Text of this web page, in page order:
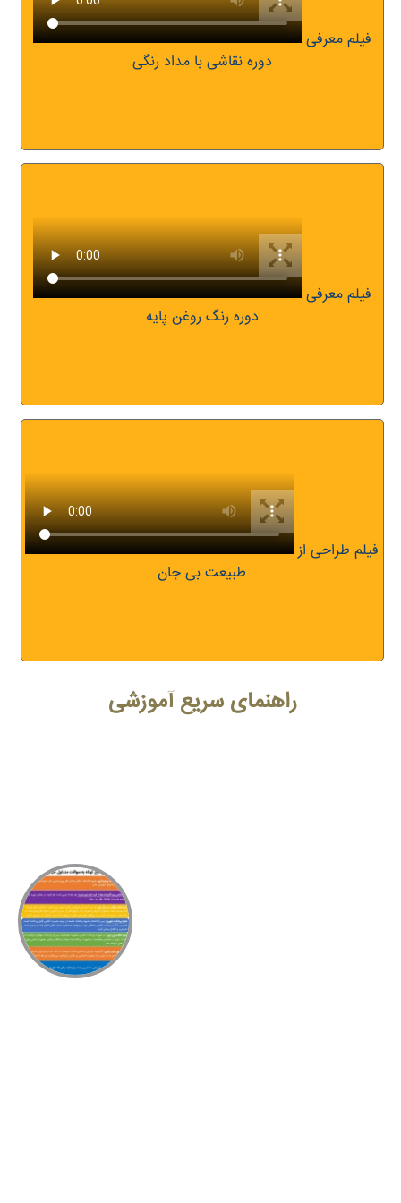
فیلم معرفی
دوره نقاشی با مداد رنگی
فیلم معرفی
دوره رنگ روغن پایه
فیلم طراحی از
طبیعت بی جان
راهنمای سریع آموزشی